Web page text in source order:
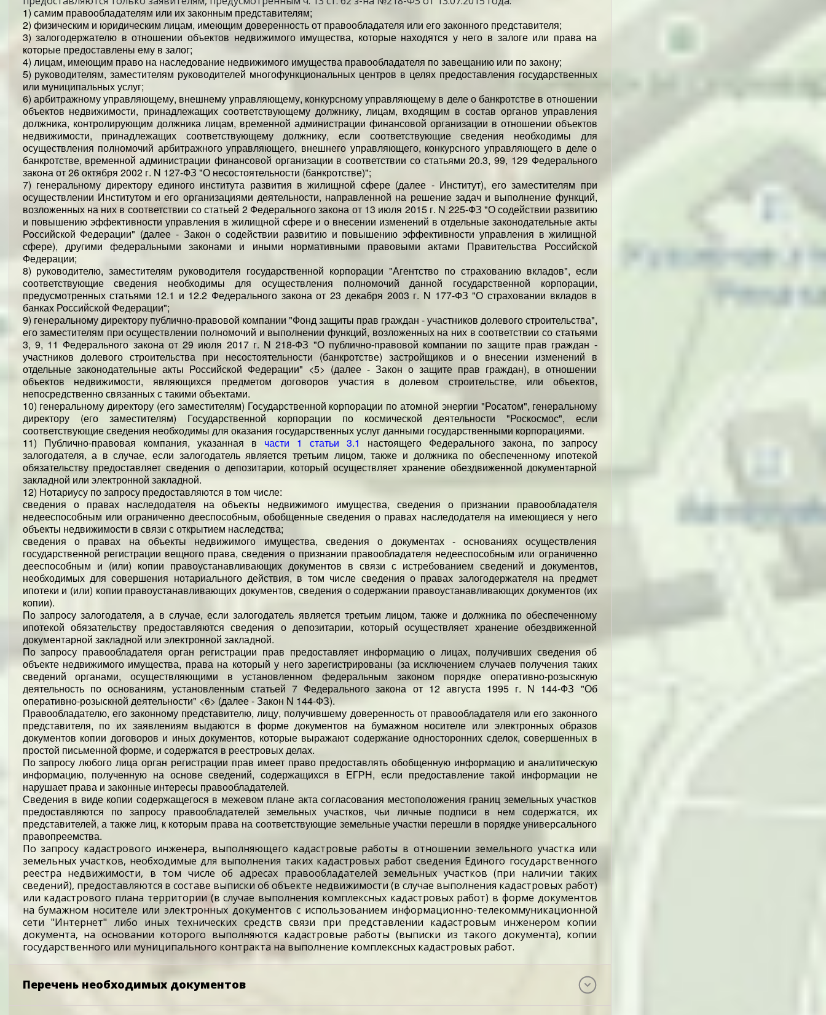
1) самим правообладателям или их законным представителям;
2) физическим и юридическим лицам, имеющим доверенность от правообладателя или его законного представителя;
3) залогодержателю в отношении объектов недвижимого имущества, которые находятся у него в залоге или права на
которые предоставлены ему в залог;
4) лицам, имеющим право на наследование недвижимого имущества правообладателя по завещанию или по закону;
5) руководителям, заместителям руководителей многофункциональных центров в целях предоставления государственных
или муниципальных услуг;
6) арбитражному управляющему, внешнему управляющему, конкурсному управляющему в деле о банкротстве в отношении
объектов недвижимости, принадлежащих соответствующему должнику, лицам, входящим в состав органов управления
должника, контролирующим должника лицам, временной администрации финансовой организации в отношении объектов
недвижимости, принадлежащих соответствующему должнику, если соответствующие сведения необходимы для
осуществления полномочий арбитражного управляющего, внешнего управляющего, конкурсного управляющего в деле о
банкротстве, временной администрации финансовой организации в соответствии со статьями 20.3, 99, 129 Федерального
закона от 26 октября 2002 г. N 127-ФЗ "О несостоятельности (банкротстве)";
7) генеральному директору единого института развития в жилищной сфере (далее - Институт), его заместителям при
осуществлении Институтом и его организациями деятельности, направленной на решение задач и выполнение функций,
возложенных на них в соответствии со статьей 2 Федерального закона от 13 июля 2015 г. N 225-ФЗ "О содействии развитию
и повышению эффективности управления в жилищной сфере и о внесении изменений в отдельные законодательные акты
Российской Федерации" (далее - Закон о содействии развитию и повышению эффективности управления в жилищной
сфере), другими федеральными законами и иными нормативными правовыми актами Правительства Российской
Федерации;
8) руководителю, заместителям руководителя государственной корпорации "Агентство по страхованию вкладов", если
соответствующие сведения необходимы для осуществления полномочий данной государственной корпорации,
предусмотренных статьями 12.1 и 12.2 Федерального закона от 23 декабря 2003 г. N 177-ФЗ "О страховании вкладов в
банках Российской Федерации";
9) генеральному директору публично-правовой компании "Фонд защиты прав граждан - участников долевого строительства",
его заместителям при осуществлении полномочий и выполнении функций, возложенных на них в соответствии со статьями
3, 9, 11 Федерального закона от 29 июля 2017 г. N 218-ФЗ "О публично-правовой компании по защите прав граждан -
участников долевого строительства при несостоятельности (банкротстве) застройщиков и о внесении изменений в
отдельные законодательные акты Российской Федерации" <5> (далее - Закон о защите прав граждан), в отношении
объектов недвижимости, являющихся предметом договоров участия в долевом строительстве, или объектов,
непосредственно связанных с такими объектами.
10) генеральному директору (его заместителям) Государственной корпорации по атомной энергии "Росатом", генеральному
директору (его заместителям) Государственной корпорации по космической деятельности "Роскосмос", если
соответствующие сведения необходимы для оказания государственных услуг данными государственными корпорациями.
11) Публично-правовая компания, указанная в части 1 статьи 3.1
настоящего Федерального закона, по запросу
залогодателя, а в случае, если залогодатель является третьим лицом, также и должника по обеспеченному ипотекой
обязательству предоставляет сведения о депозитарии, который осуществляет хранение обездвиженной документарной
закладной или электронной закладной.
12) Нотариусу по запросу предоставляются в том числе:
сведения о правах наследодателя на объекты недвижимого имущества, сведения о признании правообладателя
недееспособным или ограниченно дееспособным, обобщенные сведения о правах наследодателя на имеющиеся у него
объекты недвижимости в связи с открытием наследства;
сведения о правах на объекты недвижимого имущества, сведения о документах - основаниях осуществления
государственной регистрации вещного права, сведения о признании правообладателя недееспособным или ограниченно
дееспособным и (или) копии правоустанавливающих документов в связи с истребованием сведений и документов,
необходимых для совершения нотариального действия, в том числе сведения о правах залогодержателя на предмет
ипотеки и (или) копии правоустанавливающих документов, сведения о содержании правоустанавливающих документов (их
копии).
По запросу залогодателя, а в случае, если залогодатель является третьим лицом, также и должника по обеспеченному
ипотекой обязательству предоставляются сведения о депозитарии, который осуществляет хранение обездвиженной
документарной закладной или электронной закладной.
По запросу правообладателя орган регистрации прав предоставляет информацию о лицах, получивших сведения об
объекте недвижимого имущества, права на который у него зарегистрированы (за исключением случаев получения таких
сведений органами, осуществляющими в установленном федеральным законом порядке оперативно-розыскную
деятельность по основаниям, установленным статьей 7 Федерального закона от 12 августа 1995 г. N 144-ФЗ "Об
оперативно-розыскной деятельности" <6> (далее - Закон N 144-ФЗ).
Правообладателю, его законному представителю, лицу, получившему доверенность от правообладателя или его законного
представителя, по их заявлениям выдаются в форме документов на бумажном носителе или электронных образов
документов копии договоров и иных документов, которые выражают содержание односторонних сделок, совершенных в
простой письменной форме, и содержатся в реестровых делах.
По запросу любого лица орган регистрации прав имеет право предоставлять обобщенную информацию и аналитическую
информацию, полученную на основе сведений, содержащихся в ЕГРН, если предоставление такой информации не
нарушает права и законные интересы правообладателей.
Сведения в виде копии содержащегося в межевом плане акта согласования местоположения границ земельных участков
предоставляются по запросу правообладателей земельных участков, чьи личные подписи в нем содержатся, их
представителей, а также лиц, к которым права на соответствующие земельные участки перешли в порядке универсального
правопреемства.
По запросу кадастрового инженера, выполняющего кадастровые работы в отношении земельного участка или
земельных участков, необходимые для выполнения таких кадастровых работ сведения Единого государственного
реестра недвижимости, в том числе об адресах правообладателей земельных участков (при наличии таких
сведений), предоставляются в составе выписки об объекте недвижимости (в случае выполнения кадастровых работ)
или кадастрового плана территории (в случае выполнения комплексных кадастровых работ) в форме документов
на бумажном носителе или электронных документов с использованием информационно-телекоммуникационной
сети "Интернет" либо иных технических средств связи при представлении кадастровым инженером копии
документа, на основании которого выполняются кадастровые работы (выписки из такого документа), копии
государственного или муниципального контракта на выполнение комплексных кадастровых работ.
Перечень необходимых документов